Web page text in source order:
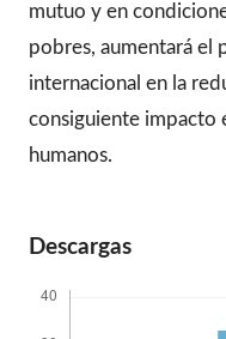
mutuo y en
pobres, aumentará el
internacional en la
consiguiente impacto
humanos.
Descargas